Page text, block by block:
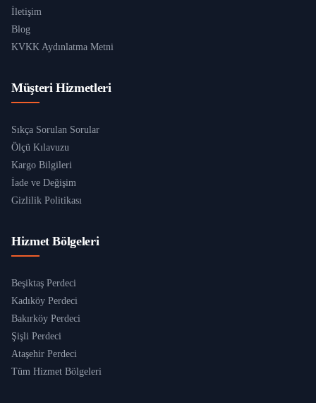
İletişim
Blog
KVKK Aydınlatma Metni
Müşteri Hizmetleri
Sıkça Sorulan Sorular
Ölçü Kılavuzu
Kargo Bilgileri
İade ve Değişim
Gizlilik Politikası
Hizmet Bölgeleri
Beşiktaş Perdeci
Kadıköy Perdeci
Bakırköy Perdeci
Şişli Perdeci
Ataşehir Perdeci
Tüm Hizmet Bölgeleri